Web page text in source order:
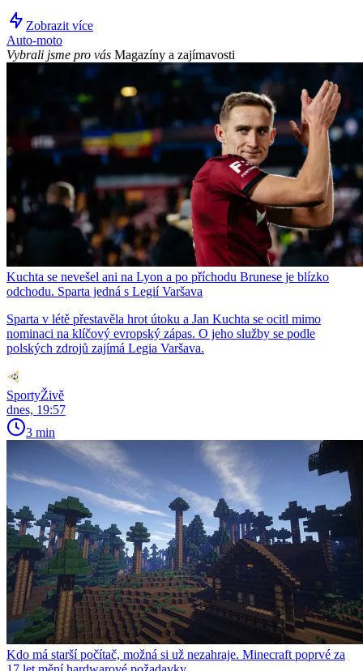
Zobrazit více
Auto-moto
Vybrali jsme pro vás Magazíny a zajímavosti
Kuchta se nevešel ani na Lyon a po příchodu Brunese je blízko
odchodu. Sparta jedná s Legií Varšava
Sparta v létě přestavěla hrot útoku a Jan Kuchta se ocitl mimo
nominaci na klíčový evropský zápas. O jeho služby se podle
polských zdrojů zajímá Legia Varšava.
SportyŽivě
dnes, 19:57
3 min
Kdo má starší počítač, možná si už nezahraje. Minecraft poprvé za